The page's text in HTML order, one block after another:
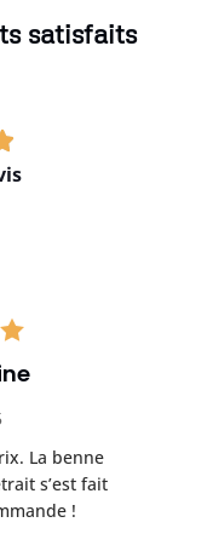
satisfaits
La benne
s’est fait
!